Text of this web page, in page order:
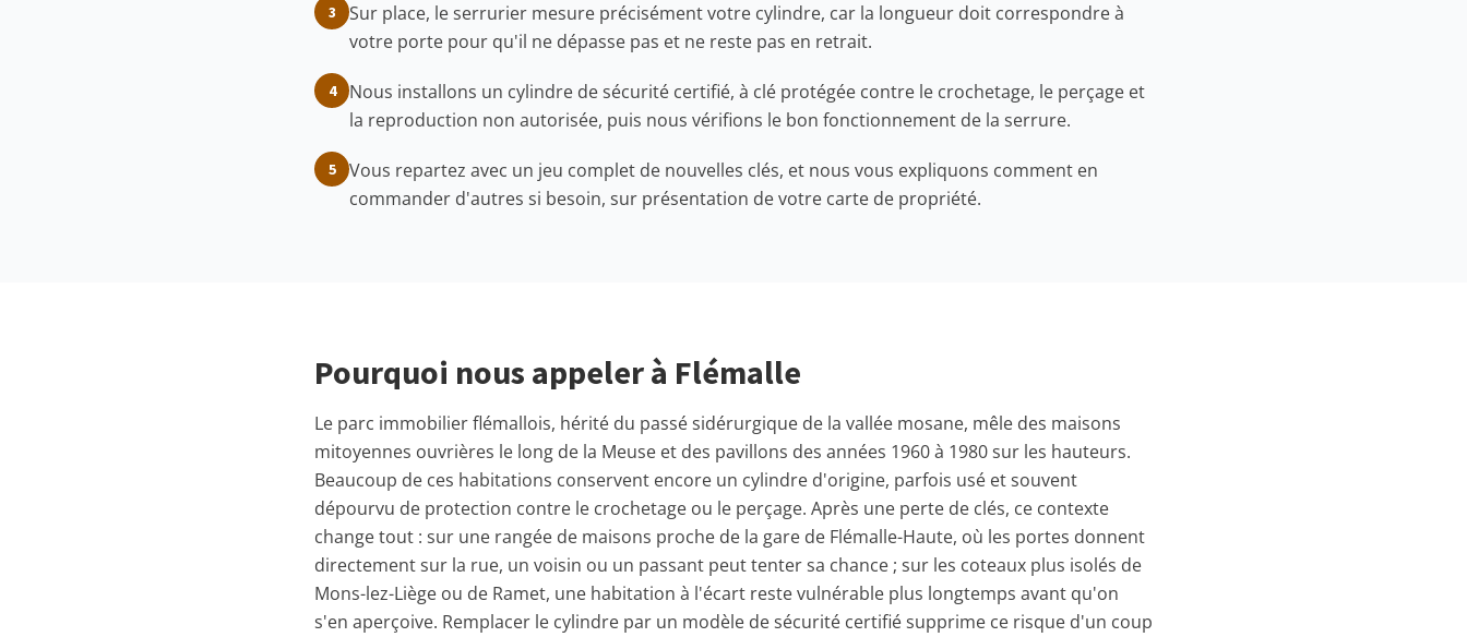
3
Sur place, le serrurier mesure précisément votre cylindre, car la longueur doit correspondre à
votre porte pour qu'il ne dépasse pas et ne reste pas en retrait.
4
Nous installons un cylindre de sécurité certifié, à clé protégée contre le crochetage, le perçage et
la reproduction non autorisée, puis nous vérifions le bon fonctionnement de la serrure.
5
Vous repartez avec un jeu complet de nouvelles clés, et nous vous expliquons comment en
commander d'autres si besoin, sur présentation de votre carte de propriété.
Pourquoi nous appeler à Flémalle
Le parc immobilier flémallois, hérité du passé sidérurgique de la vallée mosane, mêle des maisons
mitoyennes ouvrières le long de la Meuse et des pavillons des années 1960 à 1980 sur les hauteurs.
Beaucoup de ces habitations conservent encore un cylindre d'origine, parfois usé et souvent
dépourvu de protection contre le crochetage ou le perçage. Après une perte de clés, ce contexte
change tout : sur une rangée de maisons proche de la gare de Flémalle-Haute, où les portes donnent
directement sur la rue, un voisin ou un passant peut tenter sa chance ; sur les coteaux plus isolés de
Mons-lez-Liège ou de Ramet, une habitation à l'écart reste vulnérable plus longtemps avant qu'on
s'en aperçoive. Remplacer le cylindre par un modèle de sécurité certifié supprime ce risque d'un coup